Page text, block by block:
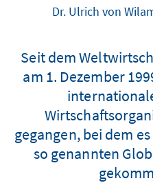
Dr. Ulrich von
Seit dem
am 1. Dezember
gegangen, bei dem
so genannten